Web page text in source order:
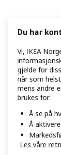
Du har
Vi, IKEA
gjelde for
når som
mens andre
brukes for:
Å se på
Å
Les våre